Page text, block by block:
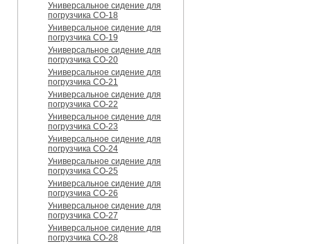
Универсальное сидение для
погрузчика CO-18
Универсальное сидение для
погрузчика CO-19
Универсальное сидение для
погрузчика CO-20
Универсальное сидение для
погрузчика CO-21
Универсальное сидение для
погрузчика CO-22
Универсальное сидение для
погрузчика CO-23
Универсальное сидение для
погрузчика CO-24
Универсальное сидение для
погрузчика CO-25
Универсальное сидение для
погрузчика CO-26
Универсальное сидение для
погрузчика CO-27
Универсальное сидение для
погрузчика CO-28